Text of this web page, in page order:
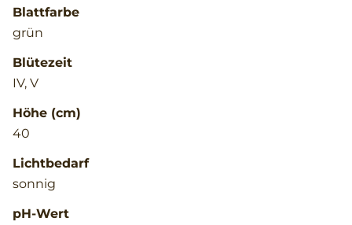
Blattfarbe
grün
Blütezeit
IV, V
Höhe (cm)
40
Lichtbedarf
sonnig
pH-Wert